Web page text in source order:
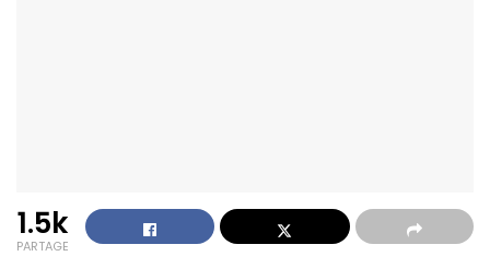
1.5k
PARTAGE